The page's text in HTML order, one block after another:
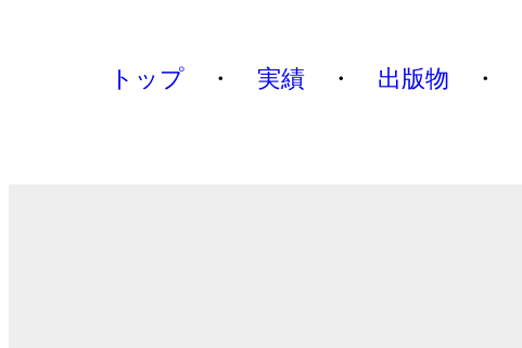
トップ 実績 出版物